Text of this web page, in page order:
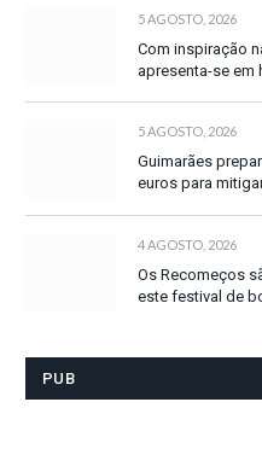
5 AGOSTO, 2026
Com inspiração
apresenta-se em
5 AGOSTO, 2026
Guimarães
euros para
4 AGOSTO, 2026
Os Recomeços
este festival de
PUB